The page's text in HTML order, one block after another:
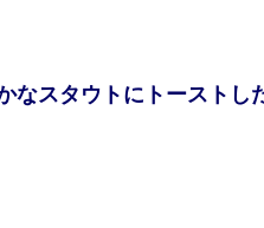
なスタウトにトーストし